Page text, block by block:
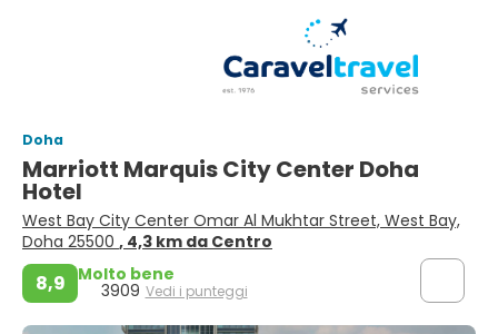
Doha
Marriott Marquis City Center Doha
Hotel
West Bay City Center Omar Al Mukhtar Street, West Bay,
Doha 25500 , 4,3 km da Centro
8,9 Molto bene
3909 Vedi i punteggi